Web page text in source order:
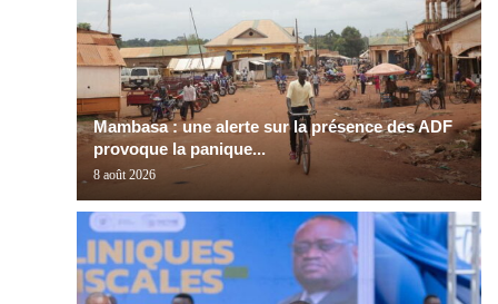
Mambasa : une alerte sur la présence des ADF
provoque la panique...
8 août 2026